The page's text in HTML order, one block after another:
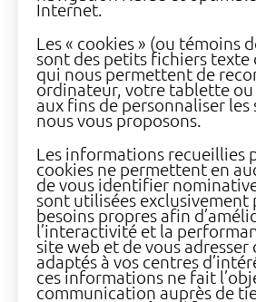
Internet.
Les « cookies » (ou témoins
sont des petits fichiers
qui nous permettent de
ordinateur, votre tablette
aux fins de personnaliser les
nous vous proposons.
Les informations recueillies
cookies ne permettent en
de vous identifier
sont utilisées exclusivement
besoins propres afin
l’interactivité et la
site web et de vous adresser
adaptés à vos centres
ces informations ne fait
communication auprès de